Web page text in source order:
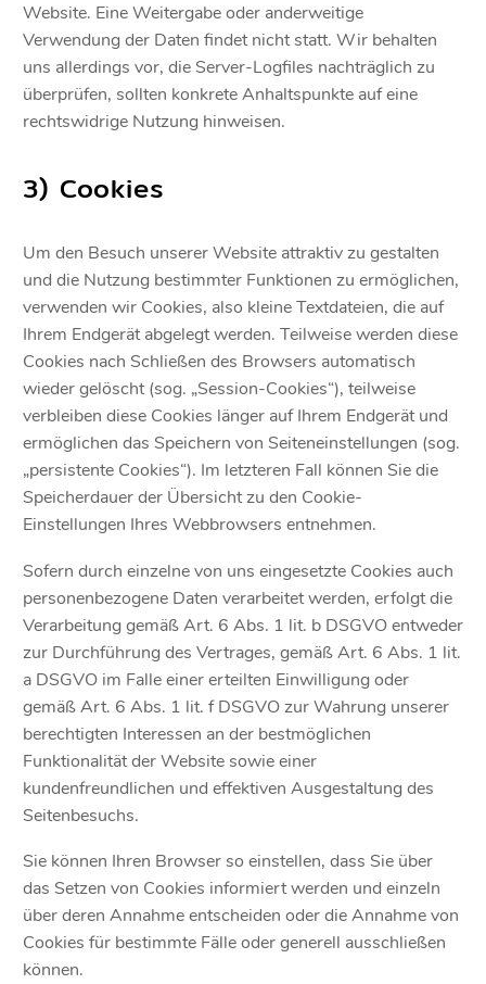
Website. Eine Weitergabe oder anderweitige
Verwendung der Daten findet nicht statt. Wir behalten
uns allerdings vor, die Server-Logfiles nachträglich zu
überprüfen, sollten konkrete Anhaltspunkte auf eine
rechtswidrige Nutzung hinweisen.
3) Cookies
Um den Besuch unserer Website attraktiv zu gestalten
und die Nutzung bestimmter Funktionen zu ermöglichen,
verwenden wir Cookies, also kleine Textdateien, die auf
Ihrem Endgerät abgelegt werden. Teilweise werden diese
Cookies nach Schließen des Browsers automatisch
wieder gelöscht (sog. „Session-Cookies“), teilweise
verbleiben diese Cookies länger auf Ihrem Endgerät und
ermöglichen das Speichern von Seiteneinstellungen (sog.
„persistente Cookies“). Im letzteren Fall können Sie die
Speicherdauer der Übersicht zu den Cookie-
Einstellungen Ihres Webbrowsers entnehmen.
Sofern durch einzelne von uns eingesetzte Cookies auch
personenbezogene Daten verarbeitet werden, erfolgt die
Verarbeitung gemäß Art. 6 Abs. 1 lit. b DSGVO entweder
zur Durchführung des Vertrages, gemäß Art. 6 Abs. 1 lit.
a DSGVO im Falle einer erteilten Einwilligung oder
gemäß Art. 6 Abs. 1 lit. f DSGVO zur Wahrung unserer
berechtigten Interessen an der bestmöglichen
Funktionalität der Website sowie einer
kundenfreundlichen und effektiven Ausgestaltung des
Seitenbesuchs.
Sie können Ihren Browser so einstellen, dass Sie über
das Setzen von Cookies informiert werden und einzeln
über deren Annahme entscheiden oder die Annahme von
Cookies für bestimmte Fälle oder generell ausschließen
können.